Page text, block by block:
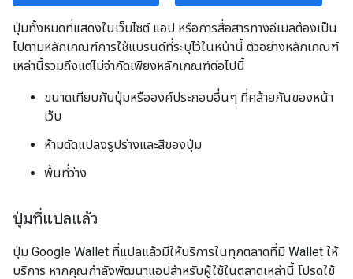
ปุ่มทั้งหมดที่แสดงในเว็บไซต์ แอป หรือการสื่อสารทางอีเมลต้องเป็น
ไปตามหลักเกณฑ์การใช้แบรนด์ที่ระบุไว้ในหน้านี้ ตัวอย่างหลักเกณฑ์
เหล่านี้รวมถึงแต่ไม่จำกัดเพียงหลักเกณฑ์ต่อไปนี้
ขนาดเทียบกับปุ่มหรือองค์ประกอบอื่นๆ ที่คล้ายกันของหน้า
เว็บ
ห้ามดัดแปลงรูปร่างและสีของปุ่ม
พื้นที่ว่าง
ปุ่มที่แปลแล้ว
ปุ่ม Google Wallet ที่แปลแล้วมีให้บริการในทุกตลาดที่มี Wallet ให้
บริการ หากคุณกำลังพัฒนาแอปสำหรับผู้ใช้ในตลาดเหล่านี้ โปรดใช้